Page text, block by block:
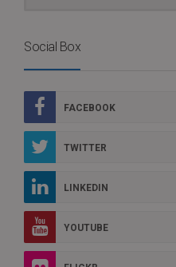
Social Box
FACEBOOK
TWITTER
LINKEDIN
YOUTUBE